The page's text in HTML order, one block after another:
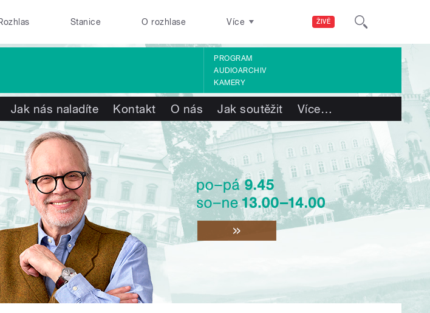
ŽIVĚ
Stanice O rozhlase Více
PROGRAM
AUDIOARCHIV
KAMERY
Jak nás naladíte Kontakt O nás Jak soutěžit Více…